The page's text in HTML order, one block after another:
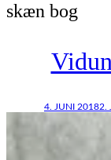
skæn bog
4. JUNI 20182.